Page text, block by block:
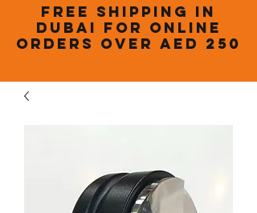
Free Shipping in
Dubai for online
orders over AED 250